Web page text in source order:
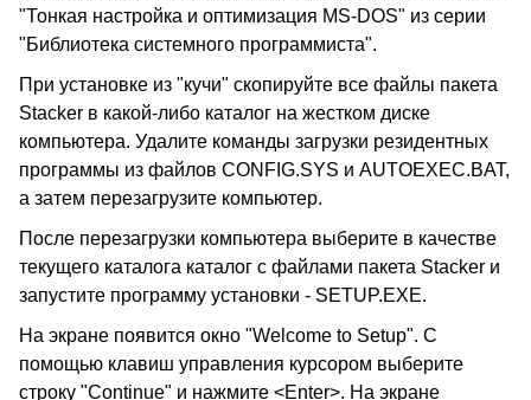
"Тонкая настройка и оптимизация MS-DOS" из серии
"Библиотека системного программиста".
При установке из "кучи" скопируйте все файлы пакета
Stacker в какой-либо каталог на жестком диске
компьютера. Удалите команды загрузки резидентных
программы из файлов CONFIG.SYS и AUTOEXEC.BAT,
а затем перезагрузите компьютер.
После перезагрузки компьютера выберите в качестве
текущего каталога каталог с файлами пакета Stacker и
запустите программу установки - SETUP.EXE.
На экране появится окно "Welcome to Setup". С
помощью клавиш управления курсором выберите
строку "Continue" и нажмите <Enter>. На экране